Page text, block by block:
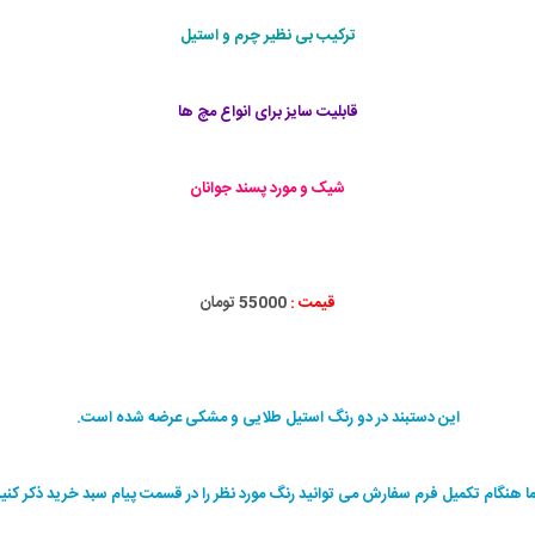
ترکیب بی نظیر چرم و استیل
قابليت سايز برای انواع مچ ها
شیک و مورد پسند جوانان
قیمت :55000 تومان
این دستبند در دو رنگ استیل طلایی و مشکی عرضه شده است.
هنگام تکمیل فرم سفارش می توانید رنگ مورد نظر را در قسمت پیام سبد خرید ذکر